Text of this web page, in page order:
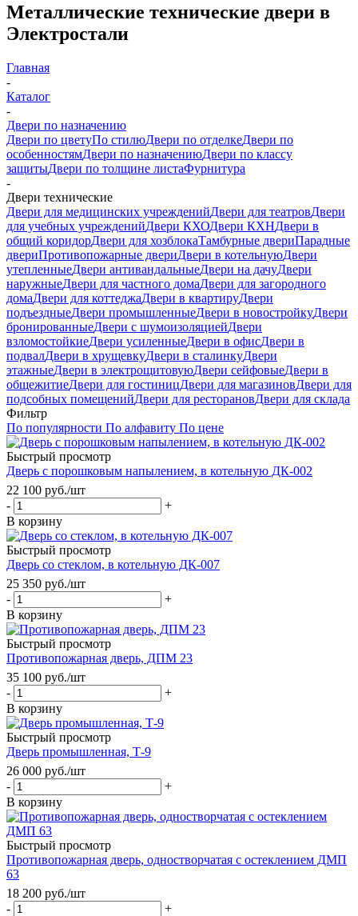
Металлические технические двери в
Электростали
Главная
-
Каталог
-
Двери по назначению
Двери по цветуПо стилюДвери по отделкеДвери по
особенностямДвери по назначениюДвери по классу
защитыДвери по толщине листаФурнитура
-
Двери технические
Двери для медицинских учрежденийДвери для театровДвери
для учебных учрежденийДвери КХОДвери КХНДвери в
общий коридорДвери для хозблокаТамбурные двериПарадные
двериПротивопожарные двериДвери в котельнуюДвери
утепленныеДвери антивандальныеДвери на дачуДвери
наружныеДвери для частного домаДвери для загородного
домаДвери для коттеджаДвери в квартируДвери
подъездныеДвери промышленныеДвери в новостройкуДвери
бронированныеДвери с шумоизоляциейДвери
взломостойкиеДвери усиленныеДвери в офисДвери в
подвалДвери в хрущевкуДвери в сталинкуДвери
этажныеДвери в электрощитовуюДвери сейфовыеДвери в
общежитиеДвери для гостиницДвери для магазиновДвери для
подсобных помещенийДвери для ресторановДвери для склада
Фильтр
По популярности По алфавиту По цене
Быстрый просмотр
Дверь с порошковым напылением, в котельную ДК-002
22 100 руб./шт
-
+
В корзину
Быстрый просмотр
Дверь со стеклом, в котельную ДК-007
25 350 руб./шт
-
+
В корзину
Быстрый просмотр
Противопожарная дверь, ДПМ 23
35 100 руб./шт
-
+
В корзину
Быстрый просмотр
Дверь промышленная, Т-9
26 000 руб./шт
-
+
В корзину
Быстрый просмотр
Противопожарная дверь, одностворчатая с остеклением ДМП
63
18 200 руб./шт
-
+